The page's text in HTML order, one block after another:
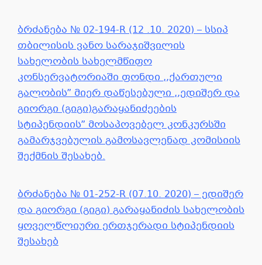
ბრძანება № 02-194-R (12 .10. 2020) – სსიპ
თბილისის ვანო სარაჯიშვილის
სახელობის სახელმწიფო
კონსერვატორიაში ფონდი ,,ქართული
გალობის” მიერ დაწესებული ,,ედიშერ და
გიორგი (გიგი)გარაყანიძეების
სტიპენდიის” მოსაპოვებელ კონკურსში
გამარჯვებულის გამოსავლენად კომისიის
შექმნის შესახებ.
ბრძანება № 01-252-R (07.10. 2020) – ედიშერ
და გიორგი (გიგი) გარაყანიძის სახელობის
ყოველწლიური ერთჯერადი სტიპენდიის
შესახებ